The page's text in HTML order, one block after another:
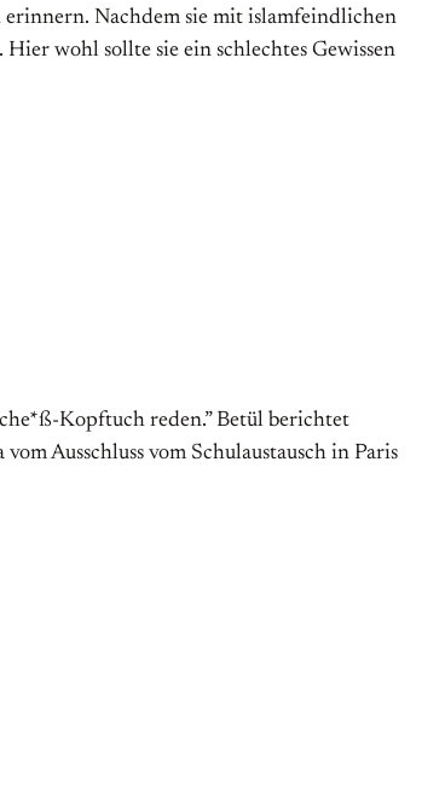
Nachdem sie mit islamfeindlichen
wohl sollte sie ein schlechtes Gewissen
Kopftuch reden.” Betül berichtet
Ausschluss vom Schulaustausch in Paris